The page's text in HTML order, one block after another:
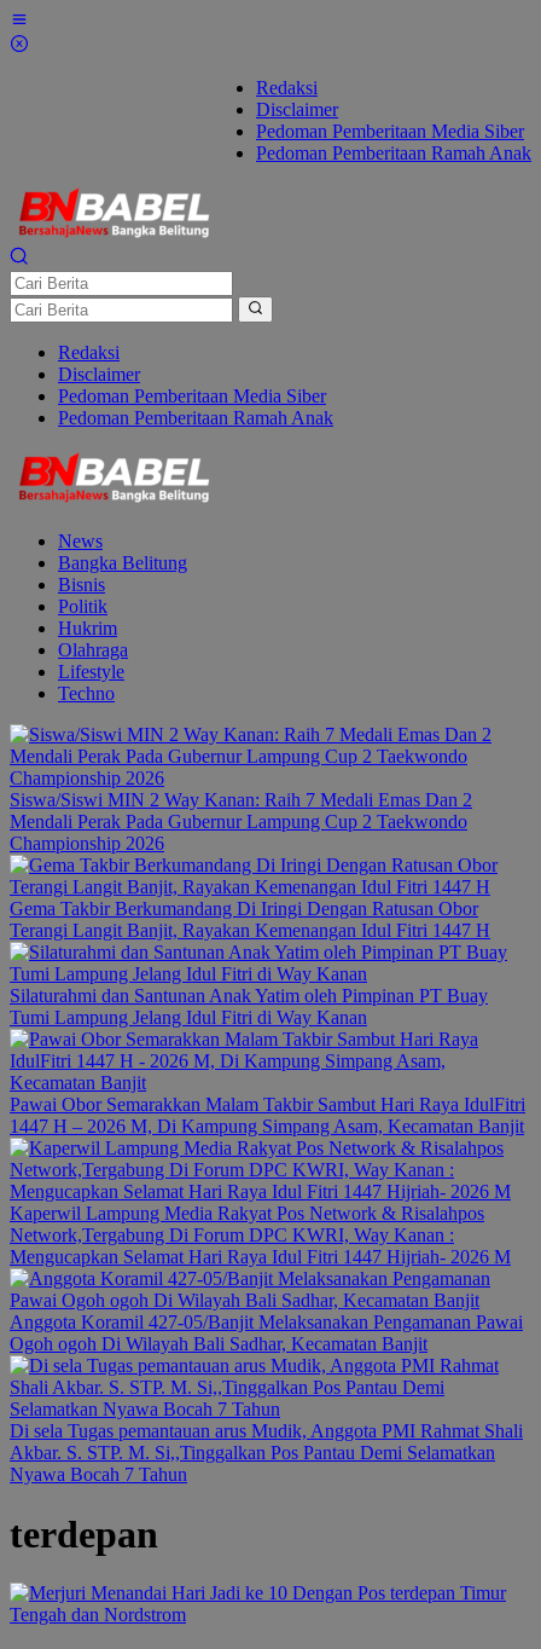
Lewati
ke
Redaksi
Disclaimer
Pedoman Pemberitaan Media Siber
Pedoman Pemberitaan Ramah Anak
Redaksi
Disclaimer
Pedoman Pemberitaan Media Siber
Pedoman Pemberitaan Ramah Anak
News
Bangka Belitung
Bisnis
Politik
Hukrim
Olahraga
Lifestyle
Techno
Siswa/Siswi MIN 2 Way Kanan: Raih 7 Medali Emas Dan 2
Mendali Perak Pada Gubernur Lampung Cup 2 Taekwondo
Championship 2026
Gema Takbir Berkumandang Di Iringi Dengan Ratusan Obor
Terangi Langit Banjit, Rayakan Kemenangan Idul Fitri 1447 H
Silaturahmi dan Santunan Anak Yatim oleh Pimpinan PT Buay
Tumi Lampung Jelang Idul Fitri di Way Kanan
Pawai Obor Semarakkan Malam Takbir Sambut Hari Raya IdulFitri
1447 H – 2026 M, Di Kampung Simpang Asam, Kecamatan Banjit
Kaperwil Lampung Media Rakyat Pos Network & Risalahpos
Network,Tergabung Di Forum DPC KWRI, Way Kanan :
Mengucapkan Selamat Hari Raya Idul Fitri 1447 Hijriah- 2026 M
Anggota Koramil 427-05/Banjit Melaksanakan Pengamanan Pawai
Ogoh ogoh Di Wilayah Bali Sadhar, Kecamatan Banjit
Di sela Tugas pemantauan arus Mudik, Anggota PMI Rahmat Shali
Akbar. S. STP. M. Si,,Tinggalkan Pos Pantau Demi Selamatkan
Nyawa Bocah 7 Tahun
terdepan